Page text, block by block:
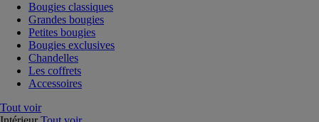
Bougies classiques
Grandes bougies
Petites bougies
Bougies exclusives
Chandelles
Les coffrets
Accessoires
Tout voir